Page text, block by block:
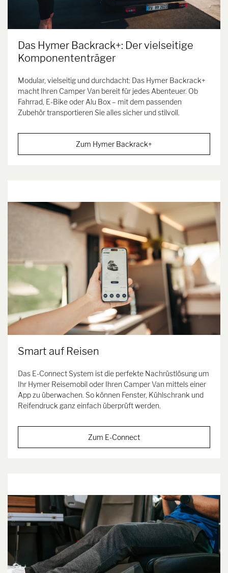
Das Hymer Backrack+: Der vielseitige
Komponententräger
Modular, vielseitig und durchdacht: Das Hymer Backrack+
macht Ihren Camper Van bereit für jedes Abenteuer. Ob
Fahrrad, E-Bike oder Alu Box – mit dem passenden
Zubehör transportieren Sie alles sicher und stilvoll.
Zum Hymer Backrack+
Smart auf Reisen
Das E-Connect System ist die perfekte Nachrüstlösung um
Ihr Hymer Reisemobil oder Ihren Camper Van mittels einer
App zu überwachen. So können Fenster, Kühlschrank und
Reifendruck ganz einfach überprüft werden.
Zum E-Connect